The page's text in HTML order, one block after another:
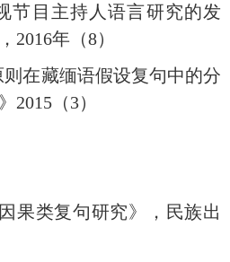
节目主持人语言研究的发
2016年（8）
在藏缅语假设复句中的分
2015（3）
果类复句研究》，民族出